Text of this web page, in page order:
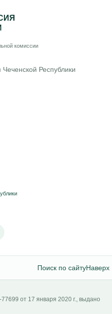
комиссии
Республики
Поиск по сайтуНаверх
от 17 января 2020 г., выдано